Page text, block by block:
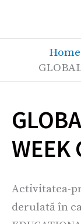
Home
WEEK
Activitatea-
derulată în